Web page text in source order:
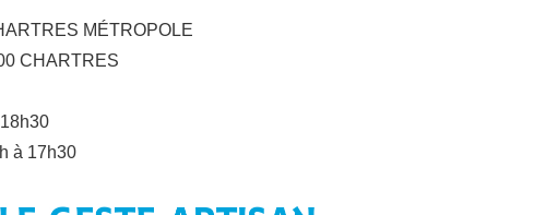
MÉTROPOLE
CHARTRES
à 17h30